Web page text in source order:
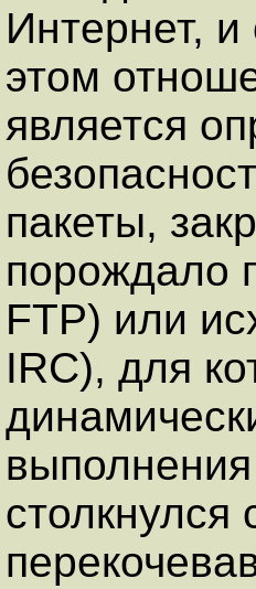
Интернет,
этом
является
пакеты,
порождало
FTP) или
IRC), для